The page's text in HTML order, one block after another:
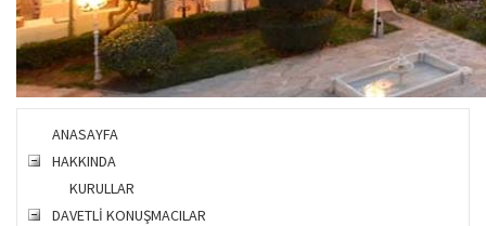
ANASAYFA
HAKKINDA
KURULLAR
DAVETLİ KONUŞMACILAR